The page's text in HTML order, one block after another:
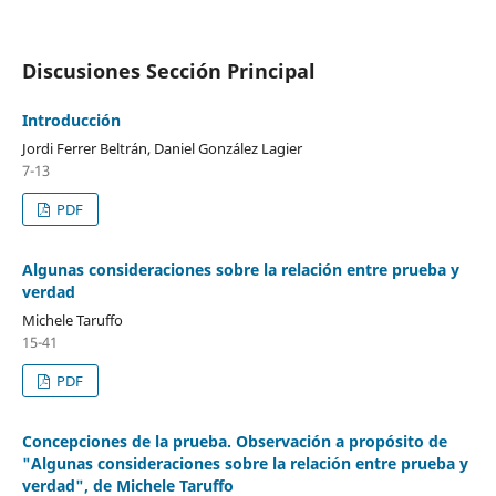
Discusiones Sección Principal
Introducción
Jordi Ferrer Beltrán, Daniel González Lagier
7-13
PDF
Algunas consideraciones sobre la relación entre prueba y
verdad
Michele Taruffo
15-41
PDF
Concepciones de la prueba. Observación a propósito de
"Algunas consideraciones sobre la relación entre prueba y
verdad", de Michele Taruffo